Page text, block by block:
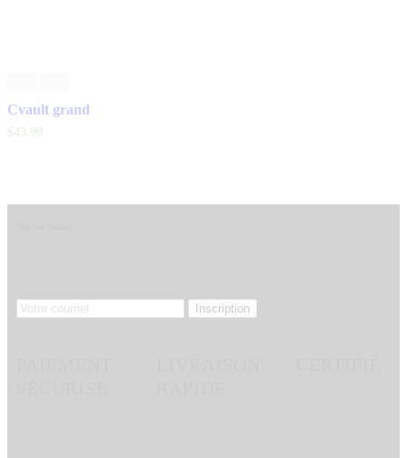
Cvault grand
$43. 99